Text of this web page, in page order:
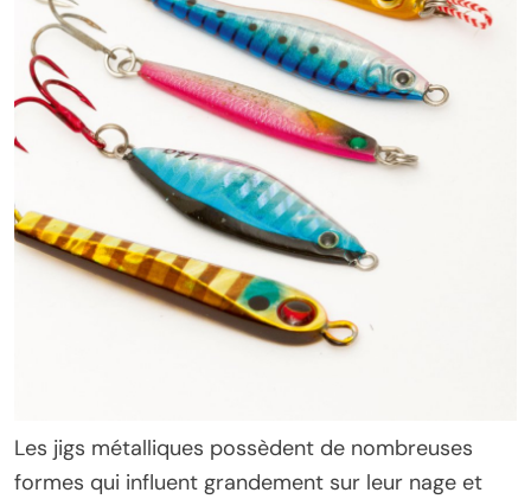
Les jigs métalliques possèdent de nombreuses
formes qui influent grandement sur leur nage et